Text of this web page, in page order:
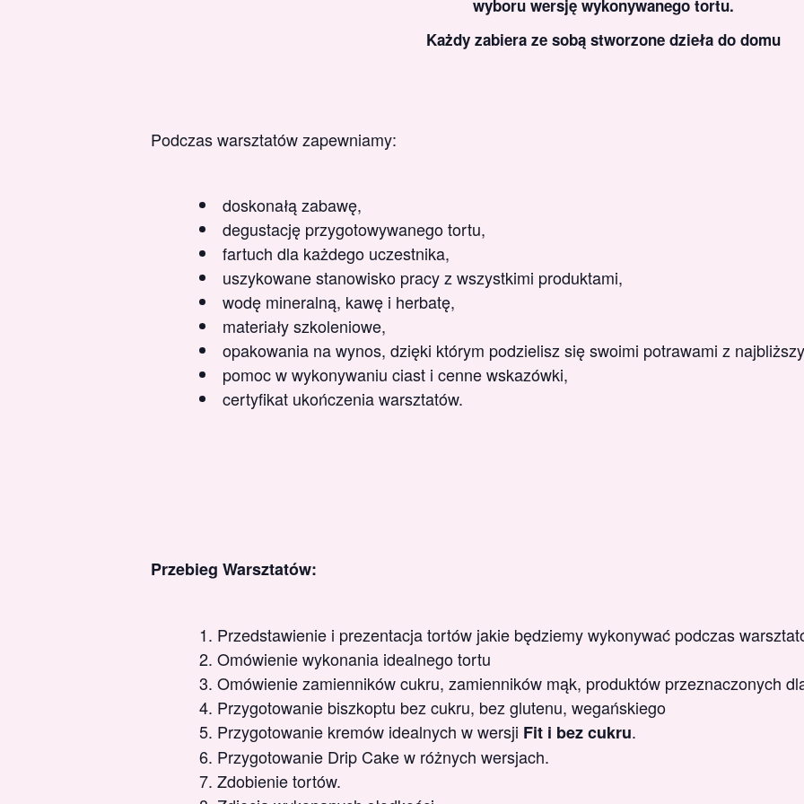
wyboru wersję wykonywanego tortu.
Każdy zabiera ze sobą stworzone dzieła do domu
Podczas warsztatów zapewniamy:
doskonałą zabawę,
degustację przygotowywanego tortu,
fartuch dla każdego uczestnika,
uszykowane stanowisko pracy z wszystkimi produktami,
wodę mineralną, kawę i herbatę,
materiały szkoleniowe,
opakowania na wynos, dzięki którym podzielisz się swoimi potrawami z
pomoc w wykonywaniu ciast i cenne wskazówki,
certyfikat ukończenia warsztatów.
Przebieg Warsztatów:
Przedstawienie i prezentacja tortów jakie będziemy wykonywać podczas
Omówienie wykonania idealnego tortu
Omówienie zamienników cukru, zamienników mąk, produktów przeznaczonych
Przygotowanie biszkoptu bez cukru, bez glutenu, wegańskiego
Przygotowanie kremów idealnych w wersji Fit i bez cukru.
Przygotowanie Drip Cake w różnych wersjach.
Zdobienie tortów.